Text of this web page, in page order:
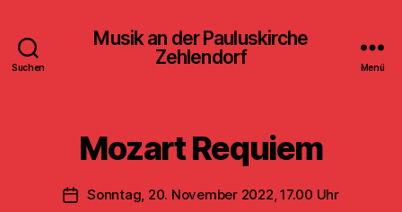
Suchen
Musik an der Pauluskirche
Zehlendorf
Menü
Mozart Requiem
Veröffentlichungsdatum
Sonntag, 20. November 2022, 17.00 Uhr